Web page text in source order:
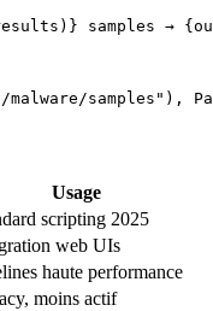
} samples → {
malware/samples" ),
Usage
scripting 2025
web UIs
haute performance
moins actif